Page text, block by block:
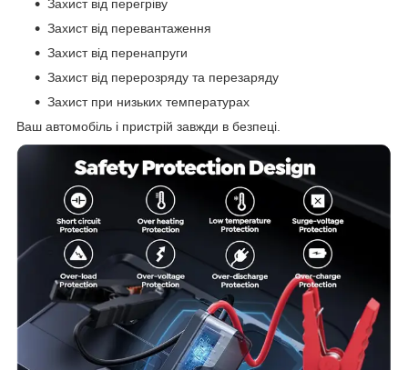
Захист від перегріву
Захист від перевантаження
Захист від перенапруги
Захист від перерозряду та перезаряду
Захист при низьких температурах
Ваш автомобіль і пристрій завжди в безпеці.